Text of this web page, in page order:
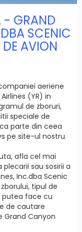
- GRAND
SCENIC
DE AVION
aeriene
(YR) in
de zboruri,
speciale de
parte din ceea
pe site-ul nostru.
afla cel mai
sau sosirii a
Inc.dba Scenic
tipul de
putea face cu
de cautare
Grand Canyon